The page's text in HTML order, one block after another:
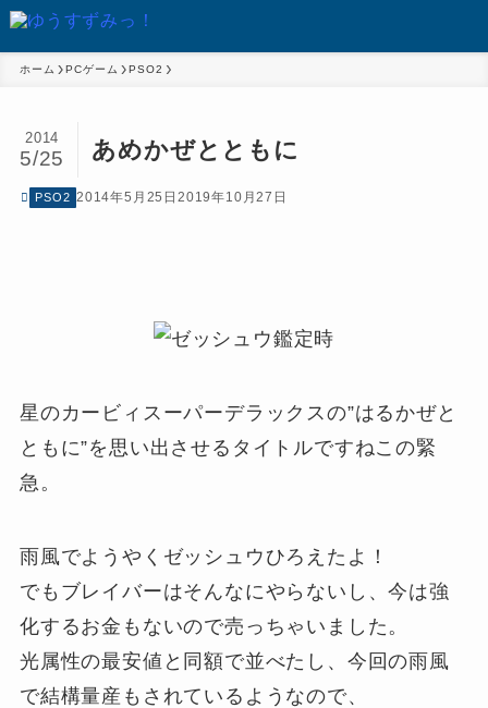
ホーム PCゲーム PSO2
あめかぜとともに
2014
5/25
PSO2 2014年5月25日2019年10月27日
星のカービィスーパーデラックスの”はるかぜと
ともに”を思い出させるタイトルですねこの緊
急。
雨風でようやくゼッシュウひろえたよ！
でもブレイバーはそんなにやらないし、今は強
化するお金もないので売っちゃいました。
光属性の最安値と同額で並べたし、今回の雨風
で結構量産もされているようなので、